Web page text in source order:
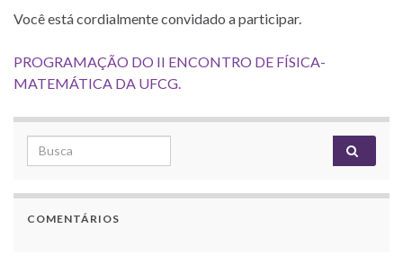
Você está cordialmente convidado a participar.
PROGRAMAÇÃO DO II ENCONTRO DE FÍSICA-
MATEMÁTICA DA UFCG.
Search for:
COMENTÁRIOS